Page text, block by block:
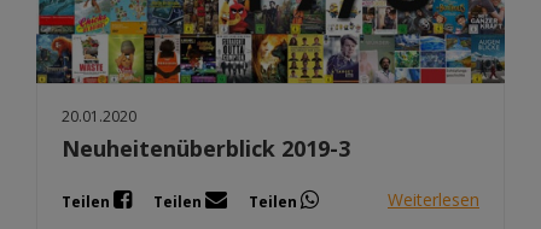
20.01.2020
Neuheitenüberblick 2019-3
Teilen Teilen Teilen Weiterlesen